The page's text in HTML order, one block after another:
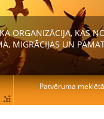
ORGANIZĀCIJA, KAS
MIGRĀCIJAS UN
Patvēruma